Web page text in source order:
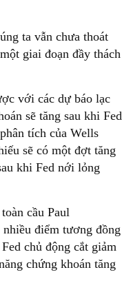
ta vẫn chưa thoát
giai đoạn đầy thách
với các dự báo lạc
sẽ tăng sau khi Fed
tích của Wells
sẽ có một đợt tăng
khi Fed nới lỏng
cầu Paul
điểm tương đồng
chủ động cắt giảm
chứng khoán tăng